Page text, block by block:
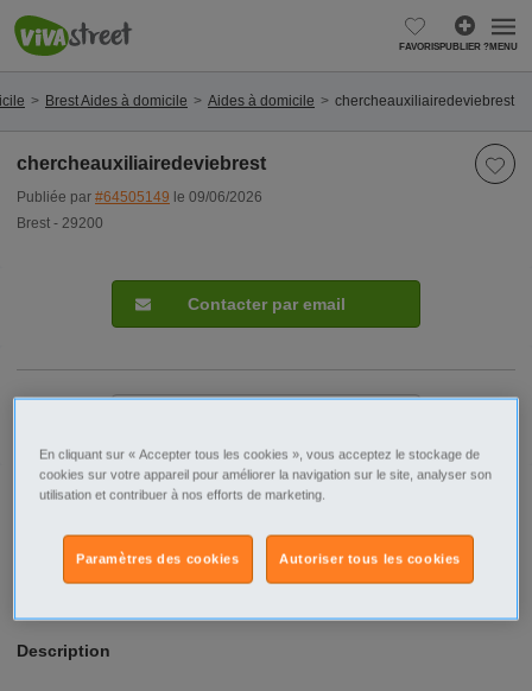
FAVORISPUBLIER ?MENU
Brest Aides à domicile Aides à domicile chercheauxiliairedeviebrest
chercheauxiliairedeviebrest
Publiée par #64505149 le 09/06/2026
Brest - 29200
Ville/Code postal
Bretagne
Brest
Type d'annonce Particulier Recherche
Description
Contacter par email
En cliquant sur « Accepter tous les cookies », vous acceptez le stockage de
cookies sur votre appareil pour améliorer la navigation sur le site, analyser son
utilisation et contribuer à nos efforts de marketing.
Autoriser tous les cookies
Paramètres des cookies